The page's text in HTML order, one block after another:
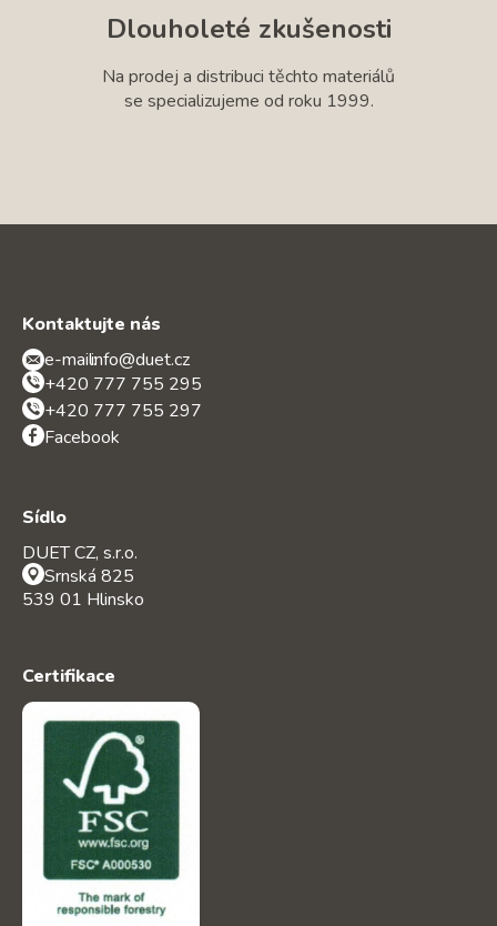
Dlouholeté zkušenosti
Na prodej a distribuci těchto materiálů
se specializujeme od roku 1999.
Kontaktujte nás
e-mail:info@duet.cz
+420 777 755 295
+420 777 755 297
Facebook
Sídlo
DUET CZ, s.r.o.
Srnská 825
539 01 Hlinsko
Certifikace